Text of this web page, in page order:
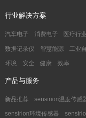
行业解决方案
汽车电子 消费电子 医疗行业
数据记录仪 智慧能源 工业
环境 安全 健康 效率
产品与服务
新品推荐 sensirion温度传感
sensirion环境传感器